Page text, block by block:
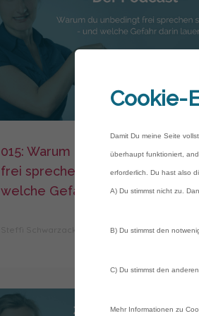
015: Warum du unbedingt
frei sprechen solltest – und
welche Gefahr darin lauert
Cookie-
Damit Du meine Seite
überhaupt funktioniert,
erforderlich. Du hast also
A) Du stimmst nicht zu.
B) Du stimmst den
C) Du stimmst den
Mehr Informationen zu